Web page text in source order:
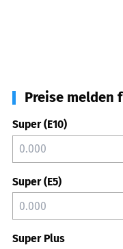
Preise melden
Super (E10)
Super (E5)
Super Plus